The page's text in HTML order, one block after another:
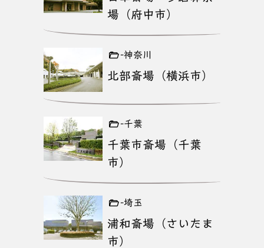
場（府中市）
-神奈川
北部斎場（横浜市）
-千葉
千葉市斎場（千葉
市）
-埼玉
浦和斎場（さいたま
市）